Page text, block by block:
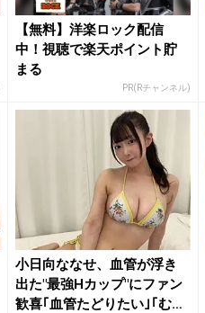
【無料】洋楽ロック配信
中！視聴で楽天ポイント貯
まる
PR(Rチャンネル)
小日向ななせ、血管が浮き
出た"最強Hカップ"にファン
歓喜｢血管たどりたい｣｢む